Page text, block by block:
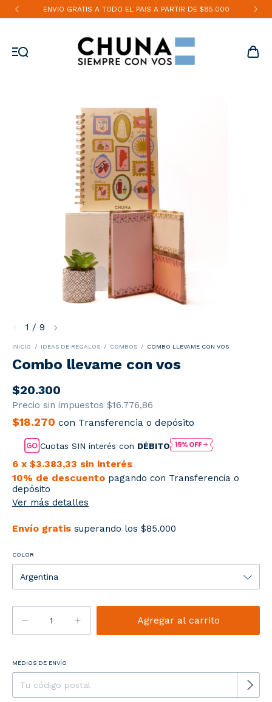
ENVIO GRATIS A TODO EL PAIS A PARTIR DE $85.000
1 / 9
INICIO / IDEAS DE REGALOS / COMBOS / COMBO LLEVAME CON VOS
Combo llevame con vos
$20.300
Precio sin impuestos $16.776,86
$18.270 con Transferencia o depósito
Cuotas SIN interés con DÉBITO
6 x $3.383,33 sin interés
10% de descuento pagando con Transferencia o
depósito
Ver más detalles
Envío gratis superando los $85.000
COLOR
Entregas para el CP:
MEDIOS DE ENVÍO